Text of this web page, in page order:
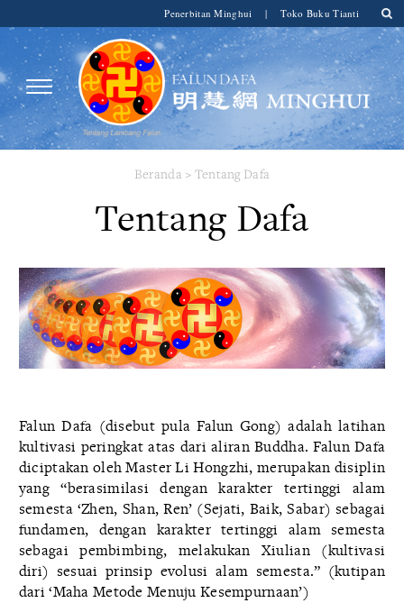
Penerbitan Minghui | Toko Buku Tianti
Beranda > Tentang Dafa
Tentang Dafa
Falun Dafa (disebut pula Falun Gong) adalah latihan
kultivasi peringkat atas dari aliran Buddha. Falun Dafa
diciptakan oleh Master Li Hongzhi, merupakan disiplin
yang “berasimilasi dengan karakter tertinggi alam
semesta ‘Zhen, Shan, Ren’ (Sejati, Baik, Sabar) sebagai
fundamen, dengan karakter tertinggi alam semesta
sebagai pembimbing, melakukan Xiulian (kultivasi
diri) sesuai prinsip evolusi alam semesta.” (kutipan
dari ‘Maha Metode Menuju Kesempurnaan’)